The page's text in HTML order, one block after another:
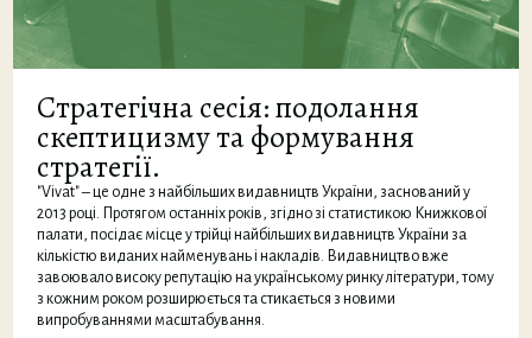
Стратегічна сесія: подолання
скептицизму та формування
стратегії.
"Vivat" – це одне з найбільших видавництв України, заснований у
2013 році. Протягом останніх років, згідно зі статистикою Книжкової
палати, посідає місце у трійці найбільших видавництв України за
кількістю виданих найменувань і накладів. Видавництво вже
завоювало високу репутацію на українському ринку літератури, тому
з кожним роком розширюється та стикається з новими
випробуваннями масштабування.